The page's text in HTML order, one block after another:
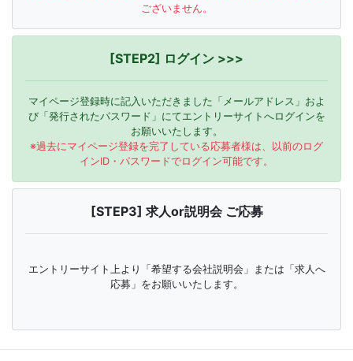
ございません。
[STEP2] ログイン >>>
マイページ登録時に記入いただきました「メールアドレス」およ
び「発行されたパスワード」にてエントリーサイトへログインを
お願いいたします。
※過去にマイページ登録を完了している応募者様は、以前のログ
インID・パスワードでログイン可能です。
[STEP3] 求人or説明会 ご応募
エントリーサイト上より「希望する会社説明会」または「求人へ
応募」をお願いいたします。